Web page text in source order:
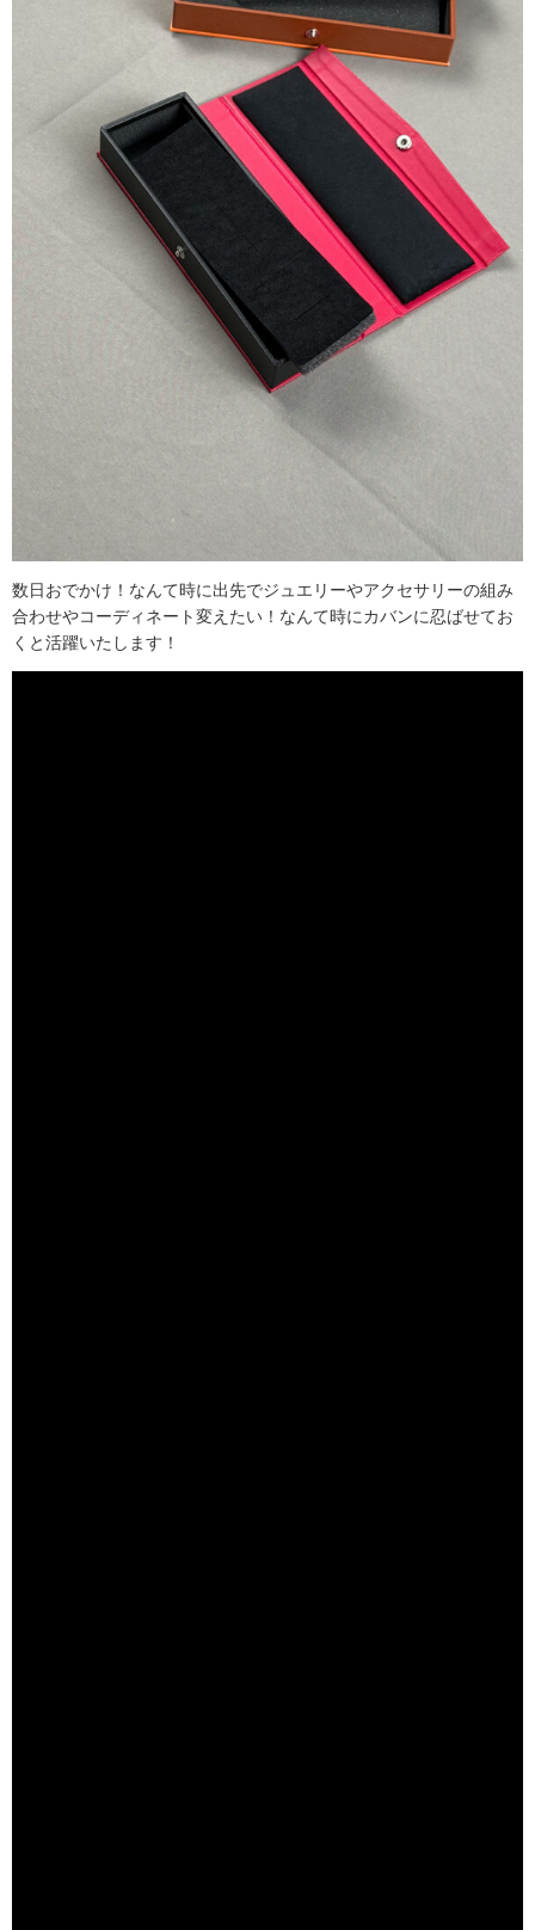
数日おでかけ！なんて時に出先でジュエリーやアクセサリーの組み
合わせやコーディネート変えたい！なんて時にカバンに忍ばせてお
くと活躍いたします！